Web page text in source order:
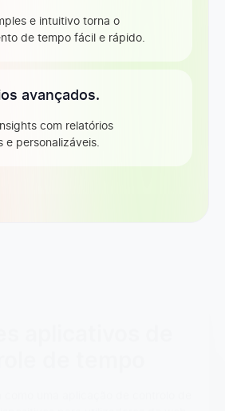
e intuitivo torna o
de tempo fácil e rápido.
avançados.
com relatórios
e personalizáveis.